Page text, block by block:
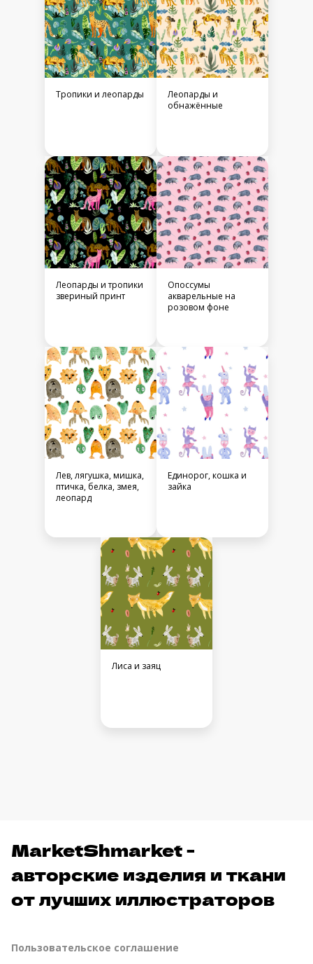
Тропики и леопарды
Леопарды и
обнажённые
Леопарды и тропики
звериный принт
Опоссумы
акварельные на
розовом фоне
Лев, лягушка, мишка,
птичка, белка, змея,
леопард
Единорог, кошка и
зайка
Лиса и заяц
MarketShmarket -
авторские изделия и ткани
от лучших иллюстраторов
Пользовательское соглашение